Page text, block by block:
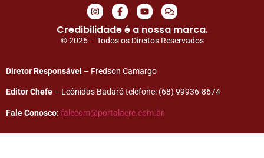
Credibilidade é a nossa marca.
© 2026 – Todos os Direitos Reservados
Diretor Responsável – Fredson Camargo
Editor Chefe – Leônidas Badaró telefone: (68) 99936-8674
Fale Conosco: falecom@portalacre.com.br